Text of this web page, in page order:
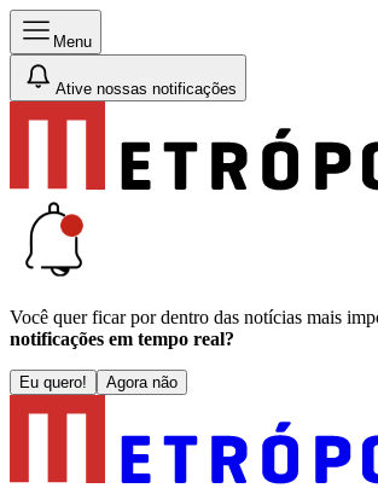
Menu
Ative nossas notificações
Você quer ficar por dentro das notícias mais
notificações em tempo real?
Eu quero! Agora não